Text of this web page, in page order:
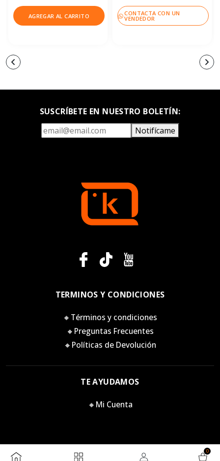
0
AGREGAR AL CARRITO CONTACTA CON UN
VENDEDOR
SUSCRÍBETE EN NUESTRO BOLETÍN:
Notifícame
TERMINOS Y CONDICIONES
🔸Términos y condiciones
🔸Preguntas Frecuentes
🔸Políticas de Devolución
TE AYUDAMOS
🔸Mi Cuenta